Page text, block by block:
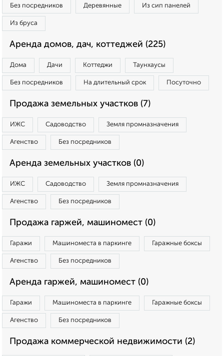
Без посредников Деревянные Из сип панелей
Из бруса
Аренда домов, дач, коттеджей (225)
Дома Дачи Коттеджи Таунхаусы
Без посредников На длительный срок Посуточно
Продажа земельных участков (7)
ИЖС Садоводство Земля промназначения
Агенство Без посредников
Аренда земельных участков (0)
ИЖС Садоводство Земля промназначения
Агенство Без посредников
Продажа гаржей, машиномест (0)
Гаражи Машиноместа в паркинге Гаражные боксы
Агенство Без посредников
Аренда гаржей, машиномест (0)
Гаражи Машиноместа в паркинге Гаражные боксы
Агенство Без посредников
Продажа коммерческой недвижимости (2)